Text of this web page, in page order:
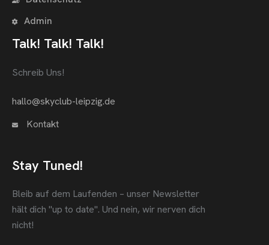
Admin
Talk! Talk! Talk!
Schreib Uns!
hallo@skyclub-leipzig.de
Kontakt
Stay Tuned!
Bleib auf dem Laufenden – unser Newsletter
hält dich "up to date". Und nein, wir nerven dich
nicht!